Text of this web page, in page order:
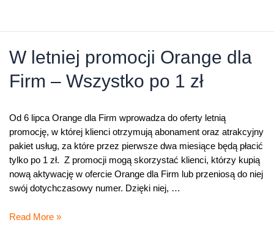
W letniej promocji Orange dla
Firm – Wszystko po 1 zł
Od 6 lipca Orange dla Firm wprowadza do oferty letnią
promocję, w której klienci otrzymują abonament oraz atrakcyjny
pakiet usług, za które przez pierwsze dwa miesiące będą płacić
tylko po 1 zł. Z promocji mogą skorzystać klienci, którzy kupią
nową aktywację w ofercie Orange dla Firm lub przeniosą do niej
swój dotychczasowy numer. Dzięki niej, …
W
Read More »